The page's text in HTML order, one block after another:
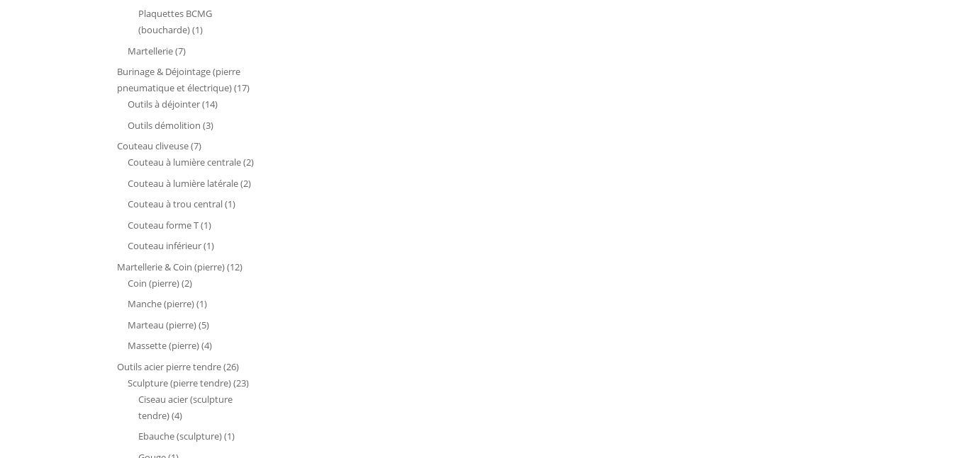
Plaquettes BCMG
(boucharde) 11
Martellerie 77
produits
Burinage & Déjointage (pierre
pneumatique et électrique) 1717
Outils à déjointer 1414
Outils démolition 33
Couteau cliveuse 77
produits
Couteau à lumière centrale 22
Couteau à lumière latérale 22
Couteau à trou central 11
Couteau forme T 11
produit
Couteau inférieur 11
produit
Martellerie & Coin (pierre) 1212
Coin (pierre) 22
produits
Manche (pierre) 11
produit
Marteau (pierre) 55
produits
Massette (pierre) 44
produits
Outils acier pierre tendre 2626
produits
Sculpture (pierre tendre) 2323
Ciseau acier (sculpture
tendre) 44
produits
Ebauche (sculpture) 11